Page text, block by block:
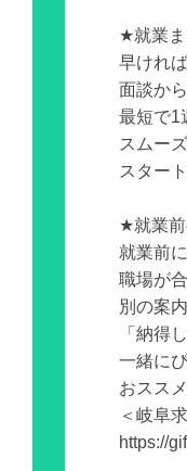
★就業ま
早けれ
面談か
最短で1
スムー
スター
★就業前
就業前
職場が
別の案
「納得
一緒に
おスス
＜岐阜
https://